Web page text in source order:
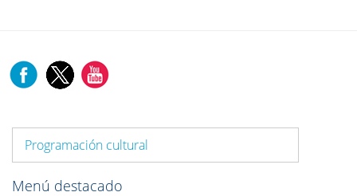
Programación cultural
Menú destacado